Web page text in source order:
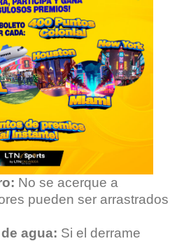
No se acerque a
pueden ser arrastrados
agua: Si el derrame